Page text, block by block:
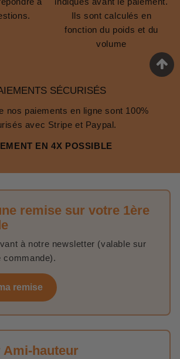
Ils sont calculés en
fonction du poids et du
volume
SÉCURISÉS
nos paiements en ligne sont 100%
avec Stripe et Paypal.
EN 4X POSSIBLE
remise sur votre 1ère
à notre newsletter (valable sur
commande).
remise
hauteur